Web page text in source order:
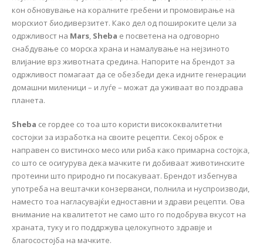
кон обновување на коралните гребени и промовирање на
морскиот биодиверзитет. Како дел од пошироките цели за
одржливост на Mars, Sheba е посветена на одговорно
снабдување со морска храна и намалување на нејзиното
влијание врз животната средина. Напорите на брендот за
одржливост помагаат да се обезбеди дека идните генерации
домашни миленици – и луѓе – можат да уживаат во поздрава
планета.
Sheba се гордее со тоа што користи висококвалитетни
состојки за изработка на своите рецепти. Секој оброк е
направен со вистинско месо или риба како примарна состојка,
со што се осигурува дека мачките ги добиваат животинските
протеини што природно ги посакуваат. Брендот избегнува
употреба на вештачки конзерванси, полнила и нуспроизводи,
наместо тоа нагласувајќи едноставни и здрави рецепти. Ова
внимание на квалитетот не само што го подобрува вкусот на
храната, туку и го поддржува целокупното здравје и
благосостојба на мачките.